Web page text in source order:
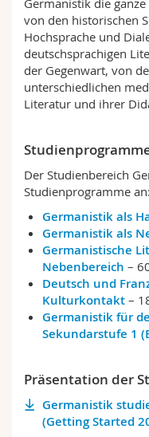
Math.-Nat. und
Interfakultär
Mitarbeitende
Doktorierende
Webmail
MyUnifr
Germanistik die
von den historischen
Hochsprache und
deutschsprachigen
der Gegenwart, von
unterschiedlichen
Literatur und ihrer
Der Studienbereich
Studienprogramme an:
Germanistik als
Germanistik als
Germanistische
Nebenbereich –
Deutsch und
Kulturkontakt–
Germanistik für
Sekundarstufe 1
Präsentation der
Germanistik
(Getting Started